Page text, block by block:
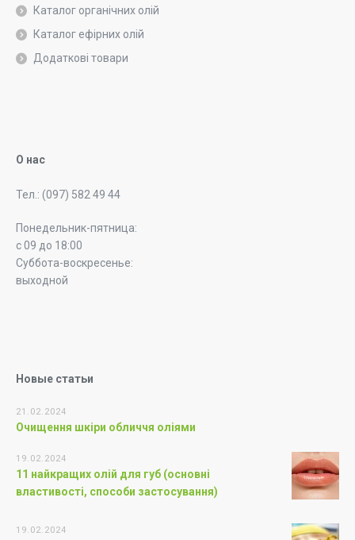
Каталог органічних олій
Каталог ефірних олій
Додаткові товари
О нас
Тел.: (097) 582 49 44
Понедельник-пятница:
с 09 до 18:00
Суббота-воскресенье:
выходной
Новые статьи
21.02.2024
Очищення шкіри обличчя оліями
19.02.2024
11 найкращих олій для губ (основні
властивості, способи застосування)
19.02.2024